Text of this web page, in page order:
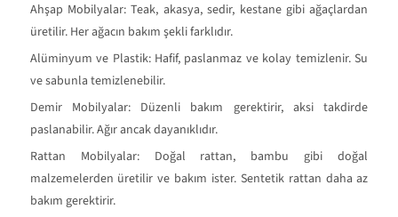
Ahşap Mobilyalar: Teak, akasya, sedir, kestane gibi ağaçlardan
üretilir. Her ağacın bakım şekli farklıdır.
Alüminyum ve Plastik: Hafif, paslanmaz ve kolay temizlenir. Su
ve sabunla temizlenebilir.
Demir Mobilyalar: Düzenli bakım gerektirir, aksi takdirde
paslanabilir. Ağır ancak dayanıklıdır.
Rattan Mobilyalar: Doğal rattan, bambu gibi doğal
malzemelerden üretilir ve bakım ister. Sentetik rattan daha az
bakım gerektirir.